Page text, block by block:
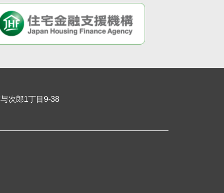
次郎1丁目9-38